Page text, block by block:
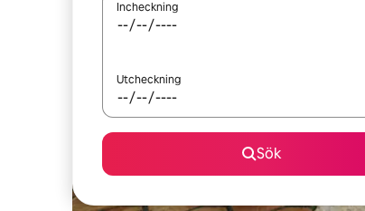
Incheckning
Utcheckning
Sök